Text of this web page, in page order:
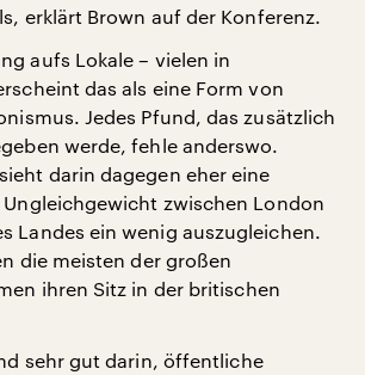
erklärt Brown auf der Konferenz.
aufs Lokale – vielen in
das als eine Form von
Jedes Pfund, das zusätzlich
werde, fehle anderswo.
darin dagegen eher eine
zwischen London
Landes ein wenig auszugleichen.
die meisten der großen
ihren Sitz in der britischen
sehr gut darin, öffentliche